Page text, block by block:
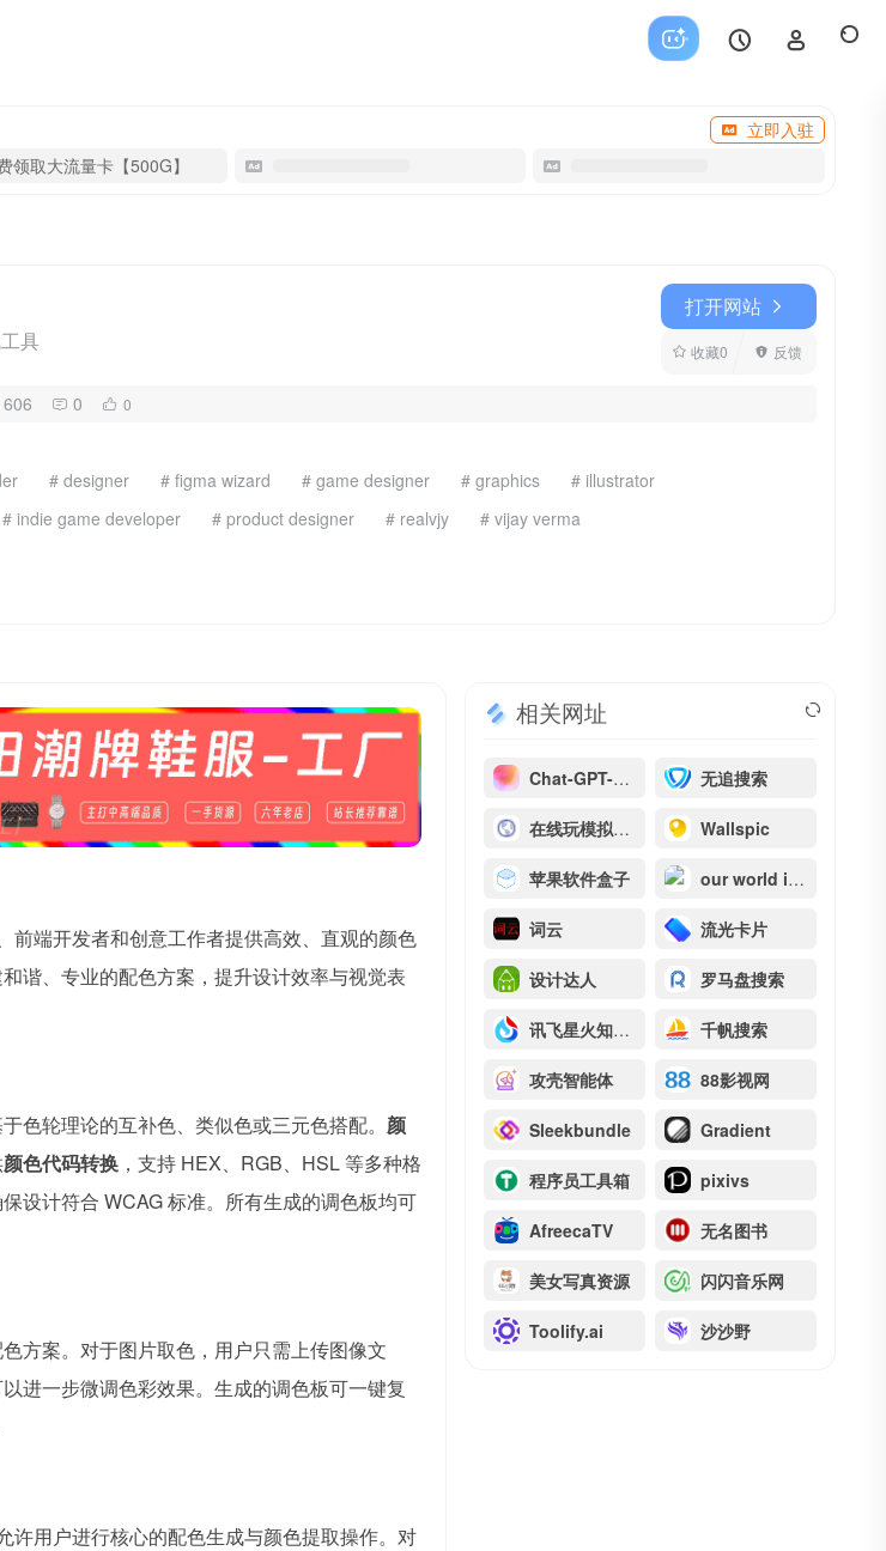
立即入驻
领取大流量卡【500G】
具
打开网站
收藏0 反馈
606 0 0
# designer # figma wizard # game designer # graphics
# illustrator
# indie game developer # product designer # realvjy # vijay verma
前端开发者和创意工作者提供高效、直观的颜色
谐、专业的配色方案，提升设计效率与视觉表
色轮理论的互补色、类似色或三元色搭配。 颜
颜色代码转换 ，支持 HEX、RGB、HSL 等多种格
设计符合 WCAG 标准。所有生成的调色板均可
方案。对于图片取色，用户只需上传图像文
进一步微调色彩效果。生成的调色板可一键复
许用户进行核心的配色生成与颜色提取操作。对
相关网址
Chat-GPT-OSS 无追搜索
在线玩模拟器游戏 Wallspic
苹果软件盒子 our world in data
词云 流光卡片
设计达人 罗马盘搜索
讯飞星火知识库文档问答 千帆搜索
攻壳智能体 88影视网
Sleekbundle Gradient
程序员工具箱 pixivs
AfreecaTV 无名图书
美女写真资源 闪闪音乐网
Toolify.ai 沙沙野